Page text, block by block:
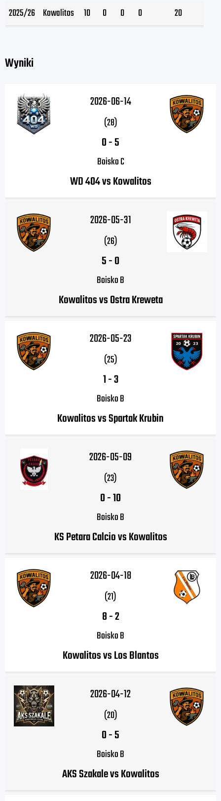
2025/26 Kowalitos 10 0 0 0 20
Wyniki
2026-06-14
(28)
0-5
Boisko C
WD 404 vs Kowalitos
2026-05-31
(26)
5-0
Boisko B
Kowalitos vs Ostra Kreweta
2026-05-23
(25)
1-3
Boisko B
Kowalitos vs Spartak Krubin
2026-05-09
(23)
0-10
Boisko B
KS Petara Calcio vs Kowalitos
2026-04-18
(21)
8-2
Boisko B
Kowalitos vs Los Blantos
2026-04-12
(20)
0-5
Boisko B
AKS Szakale vs Kowalitos